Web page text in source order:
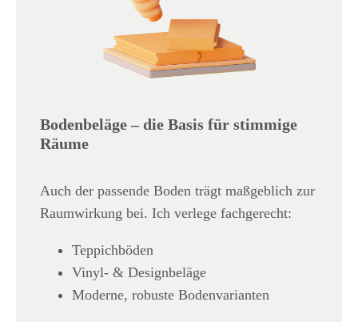
Bodenbeläge – die Basis für stimmige
Räume
Auch der passende Boden trägt maßgeblich zur
Raumwirkung bei. Ich verlege fachgerecht:
Teppichböden
Vinyl- & Designbeläge
Moderne, robuste Bodenvarianten